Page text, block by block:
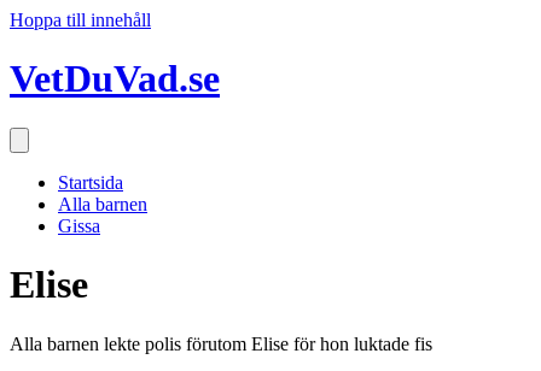
Hoppa till innehåll
VetDuVad.se
Startsida
Alla barnen
Gissa
Elise
Alla barnen lekte polis förutom Elise för hon luktade fis